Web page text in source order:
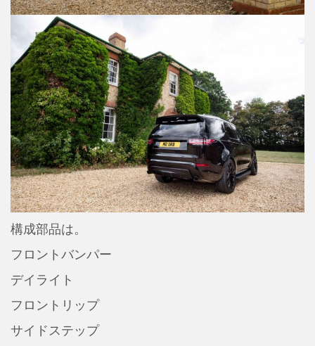
構成部品は。
フロントバンパー
デイライト
フロントリップ
サイドステップ